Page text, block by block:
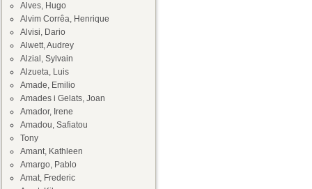
Alves, Hugo
Alvim Corrêa, Henrique
Alvisi, Dario
Alwett, Audrey
Alzial, Sylvain
Alzueta, Luis
Amade, Emilio
Amades i Gelats, Joan
Amador, Irene
Amadou, Safiatou
Tony
Amant, Kathleen
Amargo, Pablo
Amat, Frederic